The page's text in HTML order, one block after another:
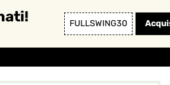
FULLSWING30